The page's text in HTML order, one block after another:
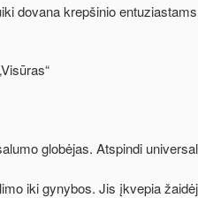
dovana krepšinio
globėjas. Atspindi
iki gynybos. Jis įkvepia